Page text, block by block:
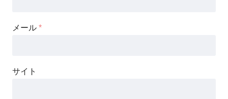
メール *
サイト